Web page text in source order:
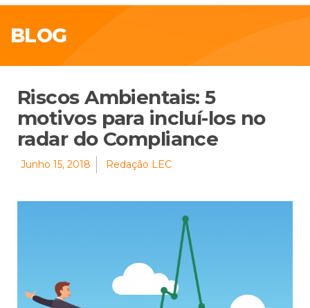
BLOG
Riscos Ambientais: 5
motivos para incluí-los no
radar do Compliance
Junho 15, 2018 Redação LEC